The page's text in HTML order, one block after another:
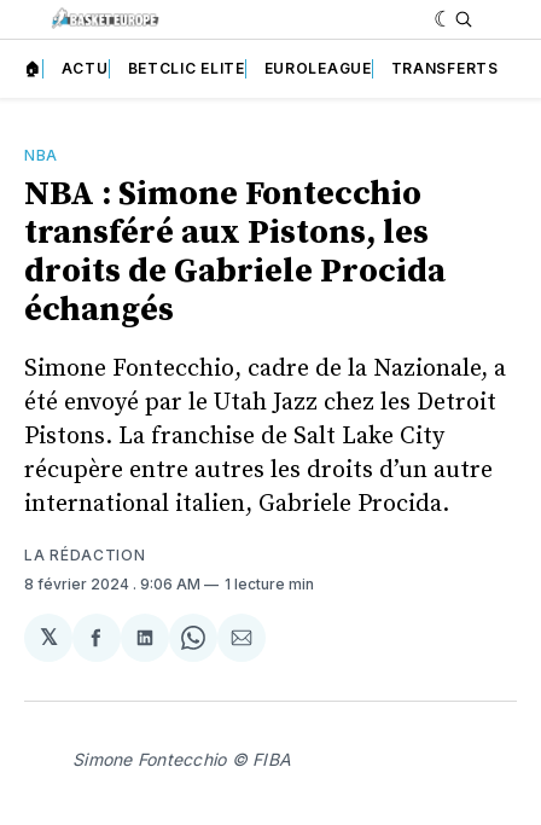
🏠 ACTU BETCLIC ELITE EUROLEAGUE TRANSFERTS
NBA
NBA : Simone Fontecchio
transféré aux Pistons, les
droits de Gabriele Procida
échangés
Simone Fontecchio, cadre de la Nazionale, a
été envoyé par le Utah Jazz chez les Detroit
Pistons. La franchise de Salt Lake City
récupère entre autres les droits d’un autre
international italien, Gabriele Procida.
LA RÉDACTION
8 février 2024 . 9:06 AM 1 lecture min
𝕏
Partager
Facebook
Partager
LinkedIn
Share
WhatsApp
Partager
Courriel
Simone Fontecchio © FIBA